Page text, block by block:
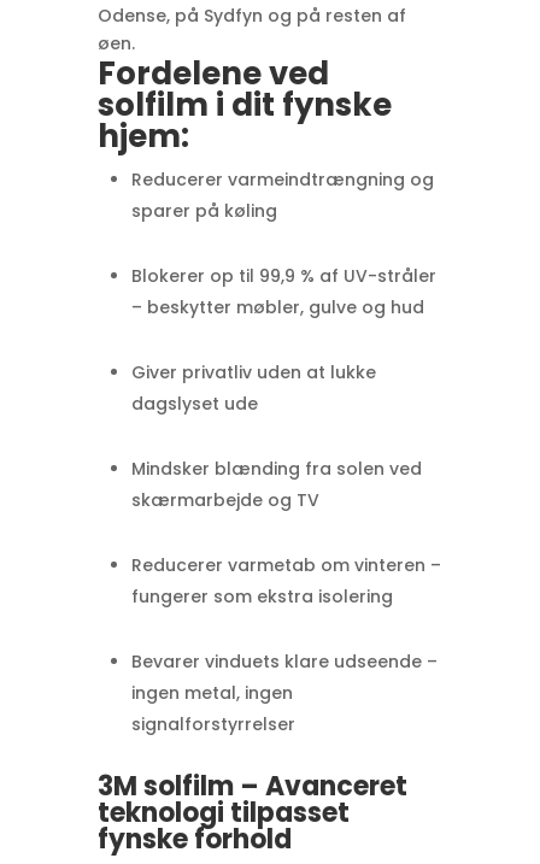
Odense, på Sydfyn og på resten af
øen.
Fordelene ved
solfilm i dit fynske
hjem:
Reducerer varmeindtrængning og
sparer på køling
Blokerer op til 99,9 % af UV-stråler
– beskytter møbler, gulve og hud
Giver privatliv uden at lukke
dagslyset ude
Mindsker blænding fra solen ved
skærmarbejde og TV
Reducerer varmetab om vinteren –
fungerer som ekstra isolering
Bevarer vinduets klare udseende –
ingen metal, ingen
signalforstyrrelser
3M solfilm – Avanceret
teknologi tilpasset
fynske forhold